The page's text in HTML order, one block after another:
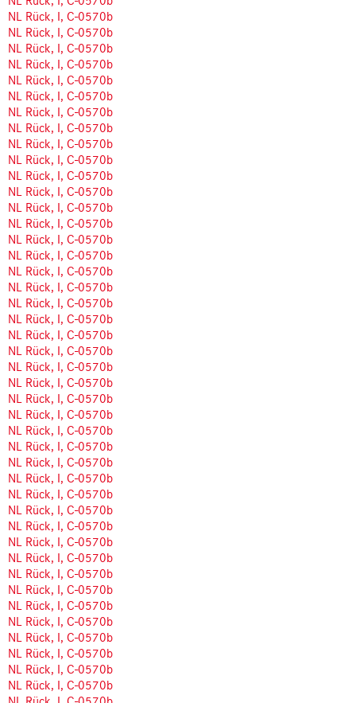
NL Rück, I, C-0570b
NL Rück, I, C-0570b
NL Rück, I, C-0570b
NL Rück, I, C-0570b
NL Rück, I, C-0570b
NL Rück, I, C-0570b
NL Rück, I, C-0570b
NL Rück, I, C-0570b
NL Rück, I, C-0570b
NL Rück, I, C-0570b
NL Rück, I, C-0570b
NL Rück, I, C-0570b
NL Rück, I, C-0570b
NL Rück, I, C-0570b
NL Rück, I, C-0570b
NL Rück, I, C-0570b
NL Rück, I, C-0570b
NL Rück, I, C-0570b
NL Rück, I, C-0570b
NL Rück, I, C-0570b
NL Rück, I, C-0570b
NL Rück, I, C-0570b
NL Rück, I, C-0570b
NL Rück, I, C-0570b
NL Rück, I, C-0570b
NL Rück, I, C-0570b
NL Rück, I, C-0570b
NL Rück, I, C-0570b
NL Rück, I, C-0570b
NL Rück, I, C-0570b
NL Rück, I, C-0570b
NL Rück, I, C-0570b
NL Rück, I, C-0570b
NL Rück, I, C-0570b
NL Rück, I, C-0570b
NL Rück, I, C-0570b
NL Rück, I, C-0570b
NL Rück, I, C-0570b
NL Rück, I, C-0570b
NL Rück, I, C-0570b
NL Rück, I, C-0570b
NL Rück, I, C-0570b
NL Rück, I, C-0570b